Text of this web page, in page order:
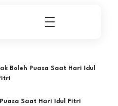
Boleh Puasa Saat Hari Idul
Saat Hari Idul Fitri